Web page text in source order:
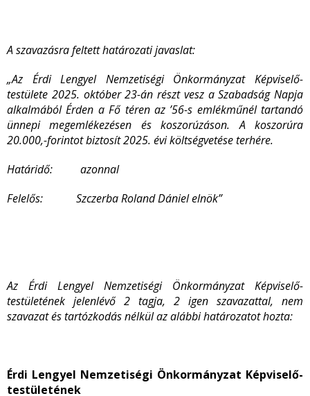
A szavazásra feltett határozati javaslat:
„Az Érdi Lengyel Nemzetiségi Önkormányzat Képviselő-
testülete 2025. október 23-án részt vesz a Szabadság Napja
alkalmából Érden a Fő téren az ’56-s emlékműnél tartandó
ünnepi megemlékezésen és koszorúzáson. A koszorúra
20.000,-forintot biztosít 2025. évi költségvetése terhére.
Határidő: azonnal
Felelős: Szczerba Roland Dániel elnök”
Az Érdi Lengyel Nemzetiségi Önkormányzat Képviselő-
testületének jelenlévő 2 tagja, 2 igen szavazattal, nem
szavazat és tartózkodás nélkül az alábbi határozatot hozta:
Érdi Lengyel Nemzetiségi Önkormányzat Képviselő-
testületének